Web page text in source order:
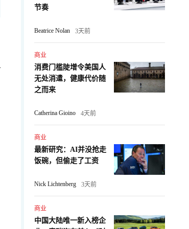
节奏
Beatrice Nolan 3天前
商业
消费门槛陡增令美国人
无处消遣，健康代价随
之而来
Catherina Gioino 4天前
商业
最新研究：AI并没抢走
饭碗，但偷走了工资
Nick Lichtenberg 3天前
商业
中国大陆唯一新入榜企